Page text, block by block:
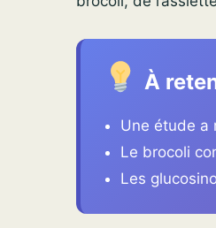
À
Une étude a
Le brocoli
Les